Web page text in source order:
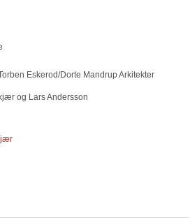
Eskerod/Dorte Mandrup Arkitekter
og Lars Andersson